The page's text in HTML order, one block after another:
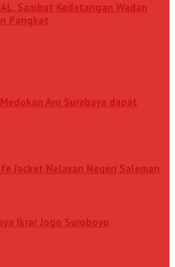
Sambut Kedatangan Wadan
Pangkat
Ayu Surabaya dapat
Jacket Nelayan Negeri Saleman
Ikrar Jogo Suroboyo